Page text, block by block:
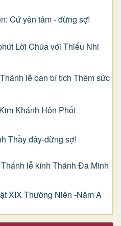
Cứ yên tâm - đừng sợ!
Lời Chúa với Thiếu Nhi
lễ ban bí tích Thêm sức
Khánh Hôn Phối
Thầy đây-đừng sợ!
lễ kính Thánh Đa Minh
XIX Thường Niên -Năm A